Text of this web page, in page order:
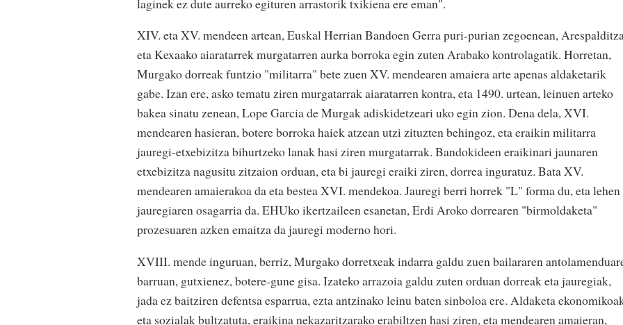
XIV. eta XV. mendeen artean, Euskal Herrian Bandoen Gerra puri-purian zegoenean,
eta Kexaako aiaratarrek murgatarren aurka borroka egin zuten Arabako kontrolagatik. Horretan,
Murgako dorreak funtzio "militarra" bete zuen XV. mendearen amaiera arte apenas aldaketarik
gabe. Izan ere, asko tematu ziren murgatarrak aiaratarren kontra, eta 1490. urtean, leinuen arteko
bakea sinatu zenean, Lope Garcia de Murgak adiskidetzeari uko egin zion. Dena dela, XVI.
mendearen hasieran, botere borroka haiek atzean utzi zituzten behingoz, eta eraikin militarra
jauregi-etxebizitza bihurtzeko lanak hasi ziren murgatarrak. Bandokideen eraikinari jaunaren
etxebizitza nagusitu zitzaion orduan, eta bi jauregi eraiki ziren, dorrea inguratuz. Bata XV.
mendearen amaierakoa da eta bestea XVI. mendekoa. Jauregi berri horrek "L" forma du, eta lehen
jauregiaren osagarria da. EHUko ikertzaileen esanetan, Erdi Aroko dorrearen "birmoldaketa"
prozesuaren azken emaitza da jauregi moderno hori.
XVIII. mende inguruan, berriz, Murgako dorretxeak indarra galdu zuen bailararen
barruan, gutxienez, botere-gune gisa. Izateko arrazoia galdu zuten orduan dorreak eta jauregiak,
jada ez baitziren defentsa esparrua, ezta antzinako leinu baten sinboloa ere. Aldaketa
eta sozialak bultzatuta, eraikina nekazaritzarako erabiltzen hasi ziren, eta mendearen amaieran,